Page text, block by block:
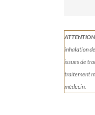
inhalation
issues de
traitement
médecin.